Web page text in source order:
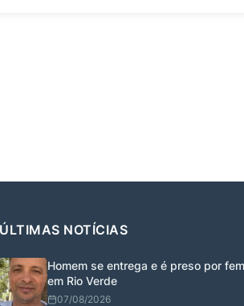
ÚLTIMAS NOTÍCIAS
Homem se entrega e é preso por
em Rio Verde
07/08/2026